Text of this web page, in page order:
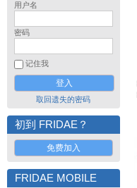
用户名
密码
记住我
取回遗失的密码
初到 FRIDAE？
免费加入
FRIDAE MOBILE